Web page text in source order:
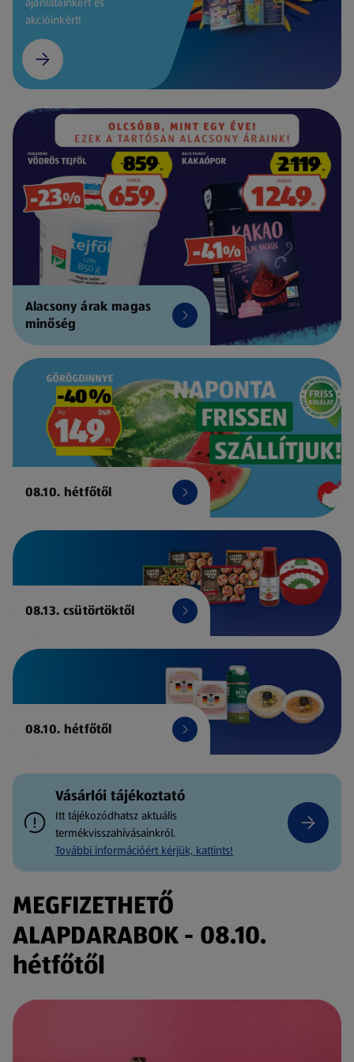
akcióinkért!
Alacsony árak magas
minőség
08.10. hétfőtől
08.13. csütörtöktől
08.10. hétfőtől
Vásárlói tájékoztató
Itt tájékozódhatsz aktuális
termékvisszahívásainkról.
További információért kérjük, kattints!
MEGFIZETHETŐ
ALAPDARABOK - 08.10.
hétfőtől